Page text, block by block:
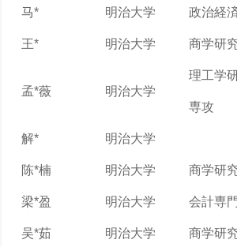
马* 明治大学 政治経
王* 明治大学 商学研
孟*薇 明治大学
理工学
専攻
解* 明治大学
陈*楠 明治大学 商学研
梁*盈 明治大学 会計専
吴*茹 明治大学 商学研